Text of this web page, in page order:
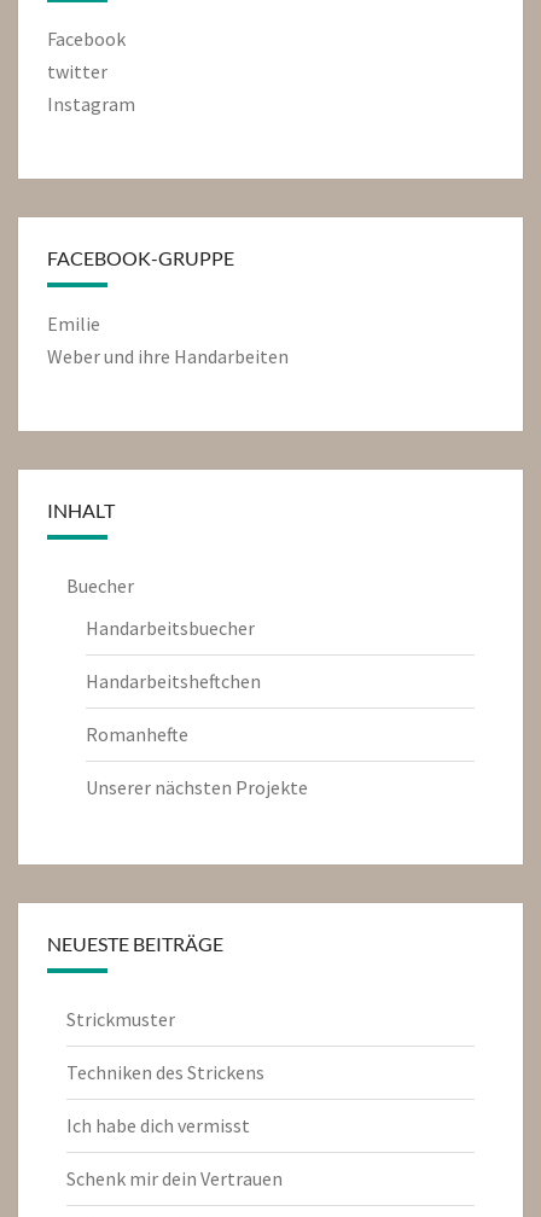
Facebook
twitter
Instagram
FACEBOOK-GRUPPE
Emilie
Weber und ihre Handarbeiten
INHALT
Buecher
Handarbeitsbuecher
Handarbeitsheftchen
Romanhefte
Unserer nächsten Projekte
NEUESTE BEITRÄGE
Strickmuster
Techniken des Strickens
Ich habe dich vermisst
Schenk mir dein Vertrauen